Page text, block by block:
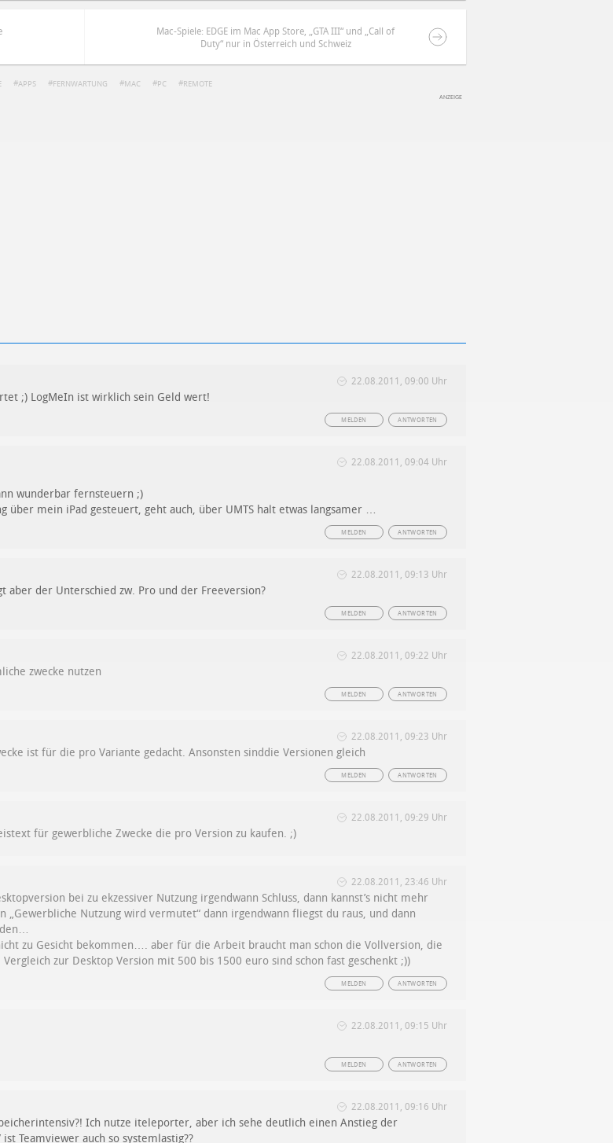
Mac-Spiele: EDGE im Mac App Store, „GTA III“ und „Call of
Duty“ nur in Österreich und Schweiz
APPS FERNWARTUNG MAC PC REMOTE
22.08.2011, 09:00 Uhr
;) LogMeIn ist wirklich sein Geld wert!
ANTWORTEN
MELDEN
22.08.2011, 09:04 Uhr
wunderbar fernsteuern ;)
über mein iPad gesteuert, geht auch, über UMTS halt etwas langsamer …
ANTWORTEN
MELDEN
22.08.2011, 09:13 Uhr
aber der Unterschied zw. Pro und der Freeversion?
ANTWORTEN
MELDEN
22.08.2011, 09:22 Uhr
zwecke nutzen
ANTWORTEN
MELDEN
22.08.2011, 09:23 Uhr
ist für die pro Variante gedacht. Ansonsten sinddie Versionen gleich
ANTWORTEN
MELDEN
22.08.2011, 09:29 Uhr
für gewerbliche Zwecke die pro Version zu kaufen. ;)
22.08.2011, 23:46 Uhr
bei zu ekzessiver Nutzung irgendwann Schluss, dann kannst’s nicht mehr
Nutzung wird vermutet“ dann irgendwann fliegst du raus, und dann
zu Gesicht bekommen…. aber für die Arbeit braucht man schon die Vollversion, die
zur Desktop Version mit 500 bis 1500 euro sind schon fast geschenkt ;))
ANTWORTEN
MELDEN
22.08.2011, 09:15 Uhr
ANTWORTEN
MELDEN
22.08.2011, 09:16 Uhr
Ich nutze iteleporter, aber ich sehe deutlich einen Anstieg der
Teamviewer auch so systemlastig??